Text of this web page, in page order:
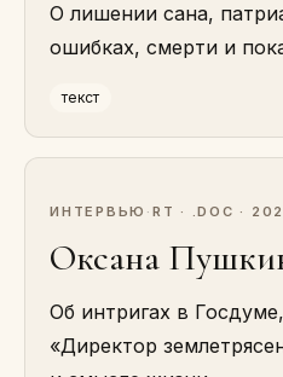
О лишении сана,
ошибках, смерти и
текст
ИНТЕРВЬЮ · RT · .DOC ·
Оксана
Об интригах в
«Директор